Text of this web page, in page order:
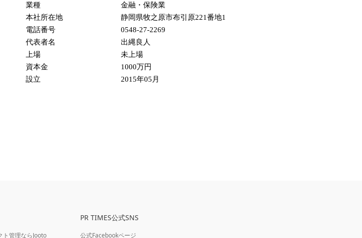
業種
金融・保険業
本社所在地
静岡県牧之原市布引原221番地1
電話番号
0548-27-2269
代表者名
出縄良人
上場
未上場
資本金
1000万円
設立
2015年05月
ト管理ならJooto
PR TIMES公式SNS
公式Facebookページ